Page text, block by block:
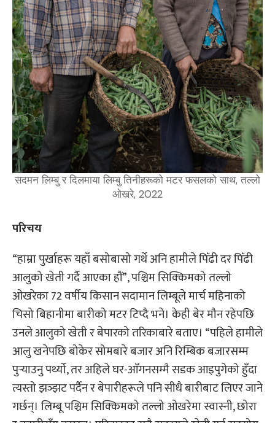
सदमन लिम्बु र दिलमाया लिम्बु तिनीहरूको मटर फसलको साथ, तल्लो
ओखरे, 2022
परिचय
“हाम्रा पुर्खाहरू यहाँ बसोबासो गर्थे अनि हामीले पिँढी दर पिँढी
आलुको खेती गर्दै आएका हौं”, पश्चिम सिक्किमको तल्लो
ओखरेका 72 वर्षीय किसान सदामान लिम्बूले मार्च महिनाको
चिसो बिहानीमा बारीको मटर टिप्दै भने। केही बेर मौन रहेपछि
उनले आलुको खेती र बेपारको तरिकाबारे बताए। “पहिले हामीले
आलु खनेपछि बोकेर सोमबारे बजार अनि रिम्बिक बजारसम्म
पुऱ्याउनु पर्थ्यो, तर अहिले घर-आँगनसम्मै सडक आइपुगेको हुँदा
त्यस्तो झञ्झट पर्दैन र बेपारीहरूले पनि सीधै बारीबाट लिएर जाने
गर्छन्। लिम्बू पश्चिम सिक्किमको तल्लो ओखरेमा स्वास्नी, छोरा